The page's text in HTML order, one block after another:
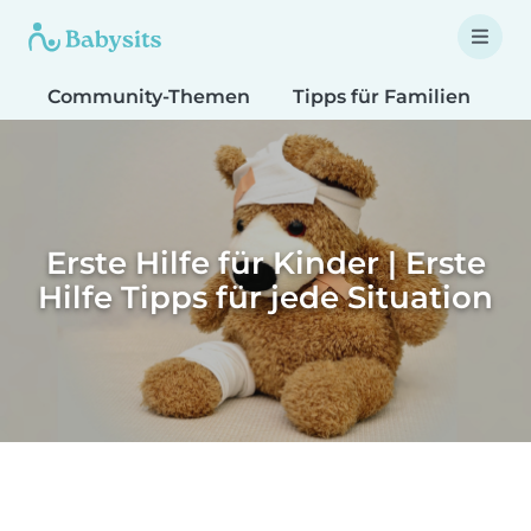
Community-Themen Tipps für Familien
Erste Hilfe für Kinder | Erste
Hilfe Tipps für jede Situation